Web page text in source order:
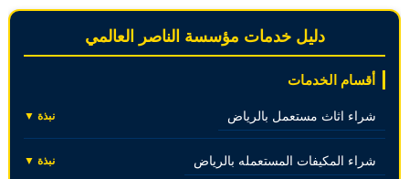
دليل خدمات مؤسسة الناصر العالمي
أقسام الخدمات
شراء اثاث مستعمل بالرياض نبذة ▼
شراء المكيفات المستعمله بالرياض نبذة ▼